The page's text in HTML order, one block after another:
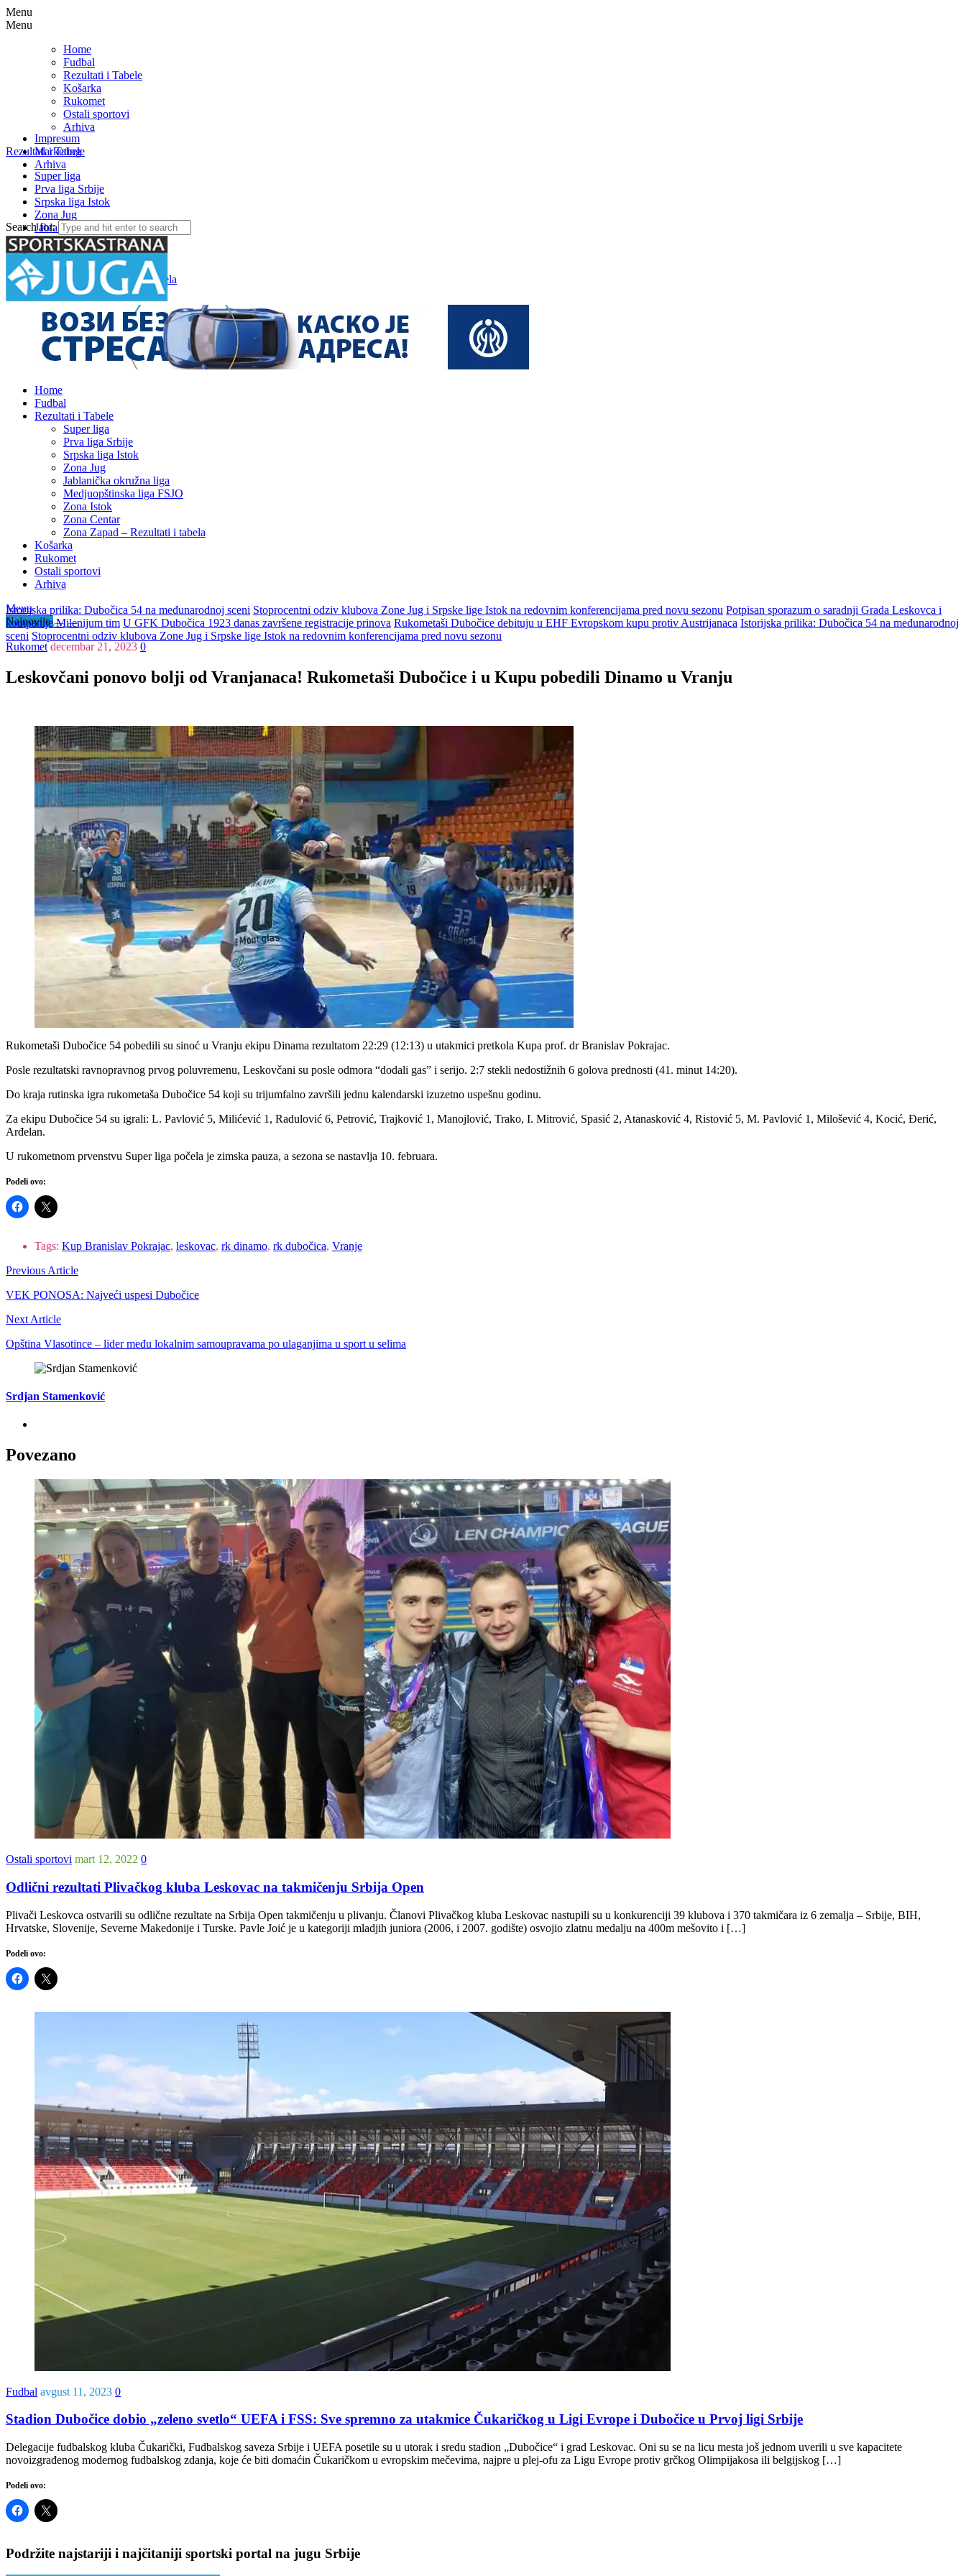
Menu
Menu
Home
Fudbal
Rezultati i Tabele
Košarka
Rukomet
Ostali sportovi
Arhiva
Rezultati i Tabele
Super liga
Prva liga Srbije
Srpska liga Istok
Zona Jug
Jablanička okružna liga
Medjuopštinska liga FSJO
Zona Istok
Zona Centar
Zona Zapad – Rezultati i tabela
Impresum
Marketing
Arhiva
Search for:
Home
Fudbal
Rezultati i Tabele
Super liga
Prva liga Srbije
Srpska liga Istok
Zona Jug
Jablanička okružna liga
Medjuopštinska liga FSJO
Zona Istok
Zona Centar
Zona Zapad – Rezultati i tabela
Košarka
Rukomet
Ostali sportovi
Arhiva
Menu
Najnovije
Istorijska prilika: Dubočica 54 na međunarodnoj sceni Stoprocentni odziv klubova Zone Jug i Srpske lige Istok na redovnim konferencijama pred novu sezonu Potpisan sporazum o saradnji Grada Leskovca i
kompanije Milenijum tim U GFK Dubočica 1923 danas završene registracije prinova Rukometaši Dubočice debituju u EHF Evropskom kupu protiv Austrijanaca Istorijska prilika: Dubočica 54 na međunarodnoj
sceni Stoprocentni odziv klubova Zone Jug i Srpske lige Istok na redovnim konferencijama pred novu sezonu
Rukomet decembar 21, 2023 0
Leskovčani ponovo bolji od Vranjanaca! Rukometaši Dubočice i u Kupu pobedili Dinamo u Vranju
Rukometaši Dubočice 54 pobedili su sinoć u Vranju ekipu Dinama rezultatom 22:29 (12:13) u utakmici pretkola Kupa prof. dr Branislav Pokrajac.
Posle rezultatski ravnopravnog prvog poluvremenu, Leskovčani su posle odmora “dodali gas” i serijo. 2:7 stekli nedostižnih 6 golova prednosti (41. minut 14:20).
Do kraja rutinska igra rukometaša Dubočice 54 koji su trijumfalno završili jednu kalendarski izuzetno uspešnu godinu.
Za ekipu Dubočice 54 su igrali: L. Pavlović 5, Milićević 1, Radulović 6, Petrović, Trajković 1, Manojlović, Trako, I. Mitrović, Spasić 2, Atanasković 4, Ristović 5, M. Pavlović 1, Milošević 4, Kocić, Đerić,
Arđelan.
U rukometnom prvenstvu Super liga počela je zimska pauza, a sezona se nastavlja 10. februara.
Podeli ovo:
Tags: Kup Branislav Pokrajac, leskovac, rk dinamo, rk dubočica, Vranje
Previous Article
VEK PONOSA: Najveći uspesi Dubočice
Next Article
Opština Vlasotince – lider među lokalnim samoupravama po ulaganjima u sport u selima
Srdjan Stamenković
Povezano
Ostali sportovi mart 12, 2022 0
Odlični rezultati Plivačkog kluba Leskovac na takmičenju Srbija Open
Plivači Leskovca ostvarili su odlične rezultate na Srbija Open takmičenju u plivanju. Članovi Plivačkog kluba Leskovac nastupili su u konkurenciji 39 klubova i 370 takmičara iz 6 zemalja – Srbije, BIH,
Hrvatske, Slovenije, Severne Makedonije i Turske. Pavle Joić je u kategoriji mladjih juniora (2006, i 2007. godište) osvojio zlatnu medalju na 400m mešovito i […]
Podeli ovo:
Fudbal avgust 11, 2023 0
Stadion Dubočice dobio „zeleno svetlo“ UEFA i FSS: Sve spremno za utakmice Čukaričkog u Ligi Evrope i Dubočice u Prvoj ligi Srbije
Delegacije fudbalskog kluba Čukarički, Fudbalskog saveza Srbije i UEFA posetile su u utorak i sredu stadion „Dubočice“ i grad Leskovac. Oni su se na licu mesta još jednom uverili u sve kapacitete
novoizgrađenog modernog fudbalskog zdanja, koje će biti domaćin Čukaričkom u evropskim mečevima, najpre u plej-ofu za Ligu Evrope protiv grčkog Olimpijakosa ili belgijskog […]
Podeli ovo:
Podržite najstariji i najčitaniji sportski portal na jugu Srbije